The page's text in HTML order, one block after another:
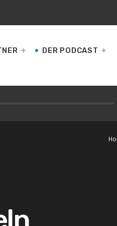
DER PODCAST